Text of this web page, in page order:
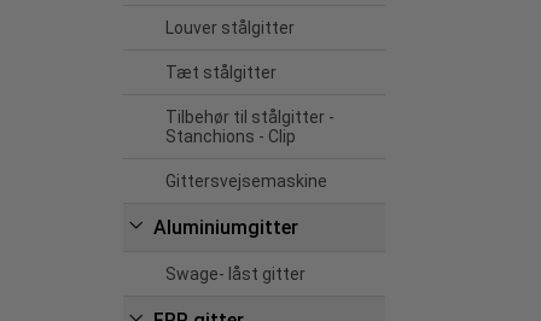
Louver stålgitter
Tæt stålgitter
Tilbehør til stålgitter -
Stanchions - Clip
Gittersvejsemaskine
Aluminiumgitter
Swage- låst gitter